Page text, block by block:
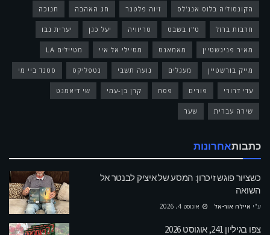
הקונסוליה בלוס אנג'לס זיוה פלטנר חג האהבה חנוכה
חרבות ברזל ט"ו בשבט טריוויה יעל כגן יערית נבו
מאיר פניגשטיין מאמאנט מטיילי אל איי מטיילים LA
מייק בורשטיין מעגלים נועה תשבי נטפליקס סטנד ביי מי
עדי דרורי פורים פסח קרן בן-עמי שי דיאמנט
שירה עברית שער
כתבותאחרונות
כשציור פוגש זיכרון: המסע של איציק לבנטר אל
השואה
ע"י איילה אור-אל אוגוסט 4, 2026
צפו בגיליון 241, אוגוסט 2026